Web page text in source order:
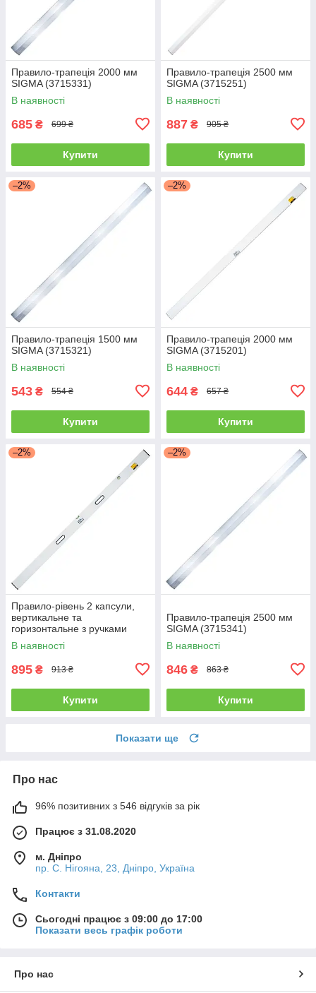
Правило-трапеція 2000 мм
SIGMA (3715331)
В наявності
685 ₴ 699 ₴
Купити
Правило-трапеція 2500 мм
SIGMA (3715251)
В наявності
887 ₴ 905 ₴
Купити
–2%
Правило-трапеція 1500 мм
SIGMA (3715321)
В наявності
543 ₴ 554 ₴
Купити
–2%
Правило-трапеція 2000 мм
SIGMA (3715201)
В наявності
644 ₴ 657 ₴
Купити
–2%
Правило-рівень 2 капсули,
вертикальне та
горизонтальне з ручками
Profi 2000 мм SIGMA
(3712201)
В наявності
895 ₴ 913 ₴
Купити
–2%
Правило-трапеція 2500 мм
SIGMA (3715341)
В наявності
846 ₴ 863 ₴
Купити
Показати ще
Про нас
96% позитивних з 546 відгуків за рік
Працює з 31.08.2020
м. Дніпро
пр. С. Нігояна, 23, Дніпро, Україна
Контакти
Сьогодні працює з 09:00 до 17:00
Показати весь графік роботи
Про нас